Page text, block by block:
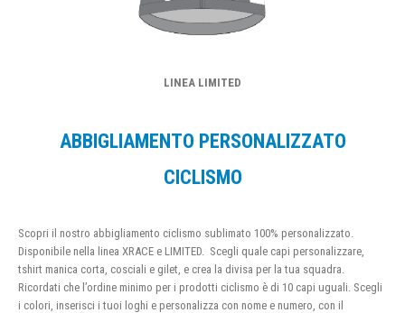
LINEA LIMITED
ABBIGLIAMENTO PERSONALIZZATO
CICLISMO
Scopri il nostro abbigliamento ciclismo sublimato 100% personalizzato.
Disponibile nella linea XRACE e LIMITED. Scegli quale capi personalizzare,
tshirt manica corta, cosciali e gilet, e crea la divisa per la tua squadra.
Ricordati che l’ordine minimo per i prodotti ciclismo è di 10 capi uguali. Scegli
i colori, inserisci i tuoi loghi e personalizza con nome e numero, con il